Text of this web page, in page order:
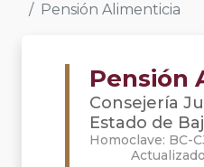
Pensión Alimenticia
Pensión
Consejería
Estado de
Homoclave: BC-